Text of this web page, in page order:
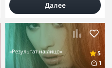
Далее
«Результат на лицо»
5
1